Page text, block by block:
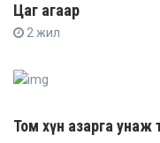
Цаг агаар
2 жил
Том хүн азарга унаж